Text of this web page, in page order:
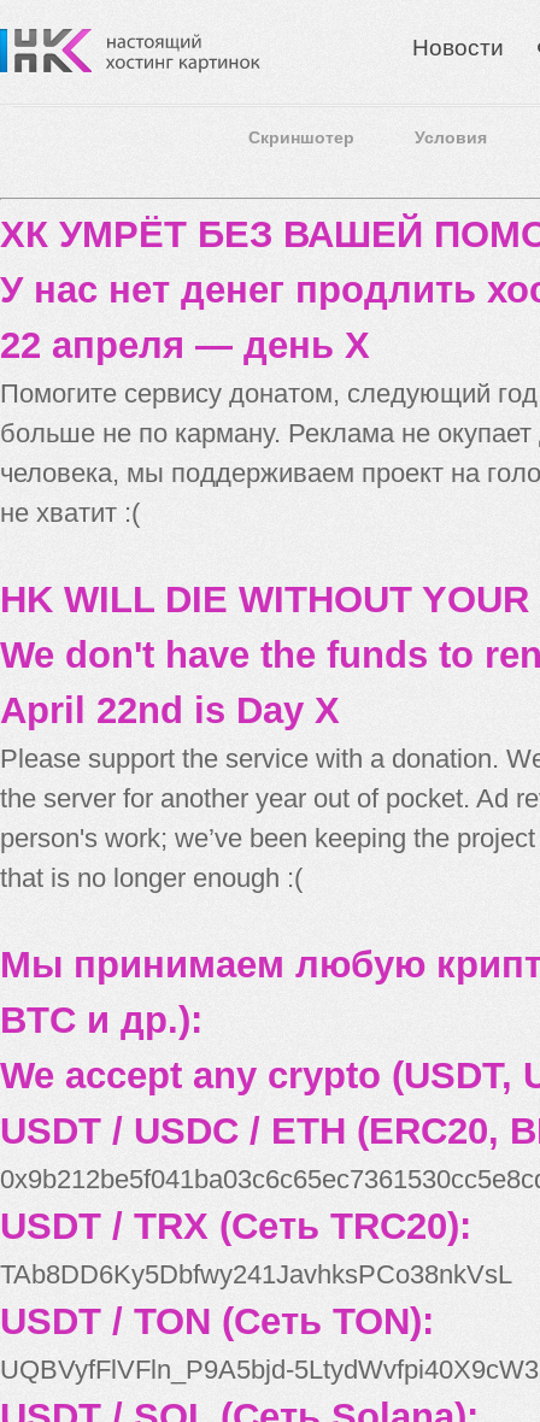
Новости
Скриншотер Условия
ХК УМРЁТ БЕЗ ВАШЕЙ
У нас нет денег продлить
22 апреля — день X
Помогите сервису донатом, следующий
больше не по карману. Реклама не
человека, мы поддерживаем проект на
не хватит :(
HK WILL DIE WITHOUT
We don't have the funds to
April 22nd is Day X
Please support the service with a donation.
the server for another year out of pocket. Ad
person's work; we’ve been keeping the
that is no longer enough :(
Мы принимаем любую
BTC и др.):
We accept any crypto (USDT,
USDT / USDC / ETH (ERC20,
USDT / TRX (Сеть TRC20):
TAb8DD6Ky5Dbfwy241JavhksPCo38nkVsL
USDT / TON (Сеть TON):
UQBVyfFlVFln_P9A5bjd-